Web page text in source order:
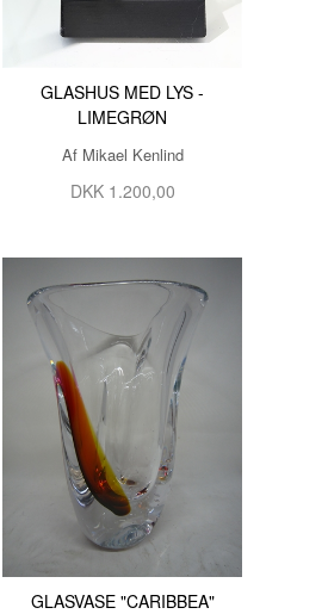
GLASHUS MED LYS -
LIMEGRØN
Af Mikael Kenlind
DKK 1.200,00
GLASVASE "CARIBBEA"